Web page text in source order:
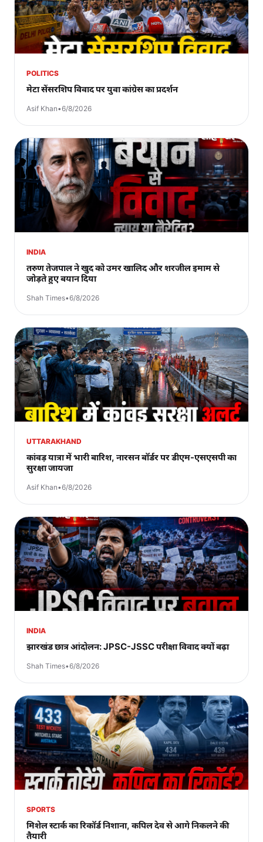
POLITICS
मेटा सेंसरशिप विवाद पर युवा कांग्रेस का प्रदर्शन
Asif Khan•6/8/2026
INDIA
तरुण तेजपाल ने खुद को उमर खालिद और शरजील इमाम से
जोड़ते हुए बयान दिया
Shah Times•6/8/2026
UTTARAKHAND
कांवड़ यात्रा में भारी बारिश, नारसन बॉर्डर पर डीएम-एसएसपी का
सुरक्षा जायजा
Asif Khan•6/8/2026
INDIA
झारखंड छात्र आंदोलन: JPSC-JSSC परीक्षा विवाद क्यों बढ़ा
Shah Times•6/8/2026
SPORTS
मिशेल स्टार्क का रिकॉर्ड निशाना, कपिल देव से आगे निकलने की
तैयारी